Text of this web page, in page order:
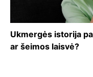
Ukmergės istorija
ar šeimos laisvė?